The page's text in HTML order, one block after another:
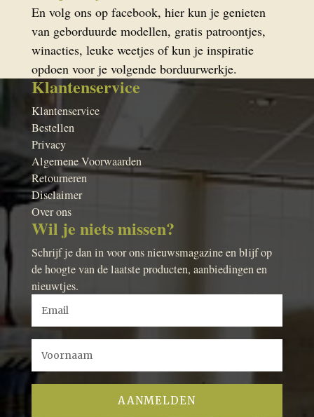
En volg ons op facebook, hier kun je genieten
van geborduurde modellen, gratis patroontjes,
winacties, leuke weetjes of kun je inspiratie
opdoen voor je volgende borduurwerkje.
Klantenservice
Klantenservice
Bestellen
Privacy
Algemene Voorwaarden
Retourneren
Disclaimer
Over ons
Wil je niets missen?
Schrijf je dan in voor ons nieuwsmagazine en blijf op
de hoogte van de laatste producten, aanbiedingen en
nieuwtjes.